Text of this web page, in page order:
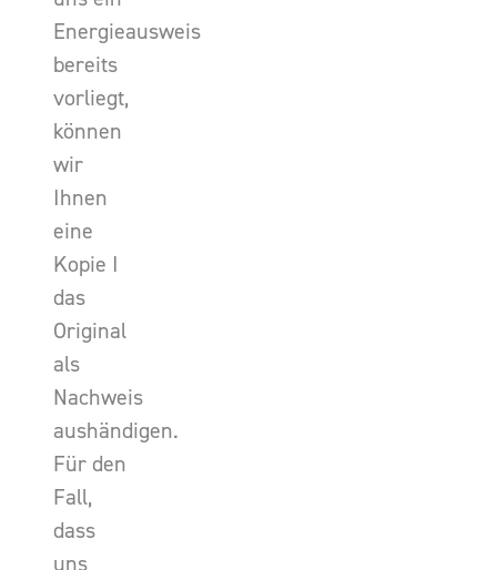
Energieausweis
bereits
vorliegt,
können
wir
Ihnen
eine
Kopie I
das
Original
als
Nachweis
aushändigen.
Für den
Fall,
dass
uns